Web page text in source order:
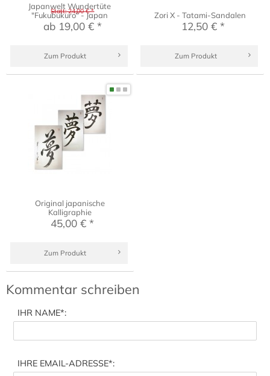
Japanwelt Wundertüte
"Fukubukuro" - Japan
Statt: 24,00 € *
ab 19,00 € *
Zum Produkt
Zori X - Tatami-Sandalen
12,50 € *
Zum Produkt
Original japanische
Kalligraphie
45,00 € *
Zum Produkt
Kommentar schreiben
IHR NAME*:
IHRE EMAIL-ADRESSE*: